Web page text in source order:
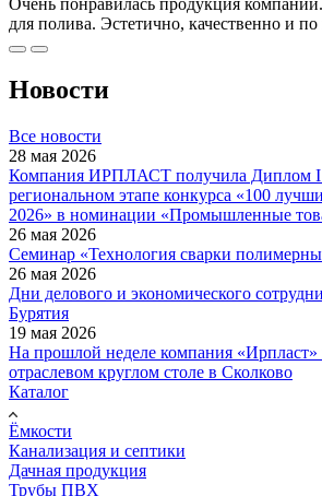
для полива. Эстетично, качественно и
Новости
Все новости
28 мая 2026
Компания ИРПЛАСТ получила Диплом I
региональном этапе конкурса «100
2026» в номинации «Промышленные
26 мая 2026
Семинар «Технология сварки
26 мая 2026
Дни делового и экономического
Бурятия
19 мая 2026
На прошлой неделе компания «Ирпласт»
отраслевом круглом столе в Сколково
Каталог
Ёмкости
Канализация и септики
Дачная продукция
Трубы ПВХ